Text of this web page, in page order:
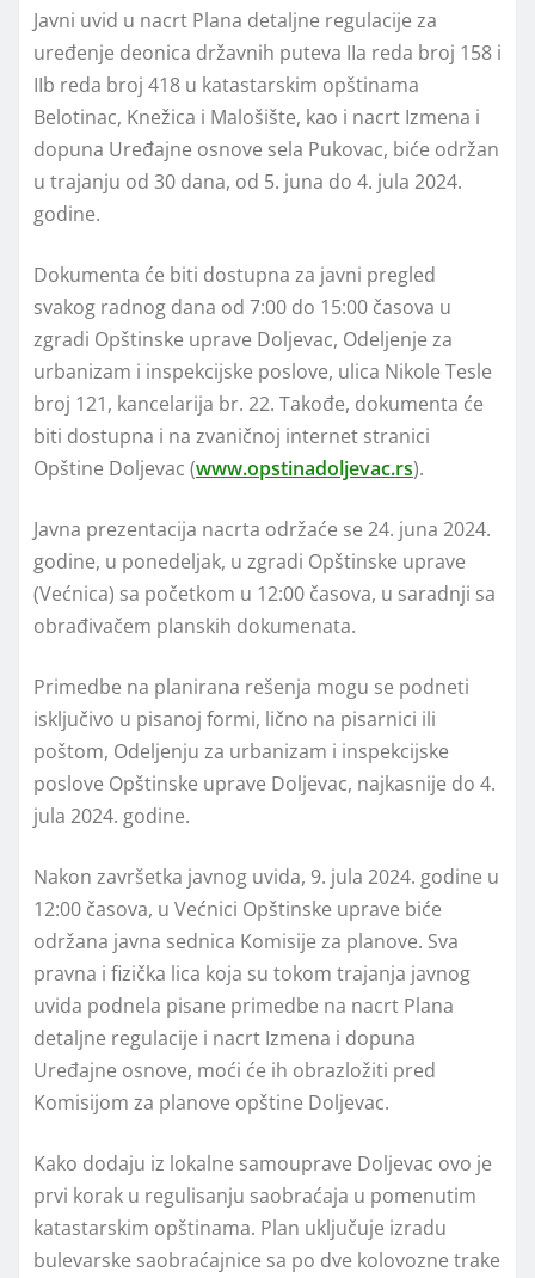
Javni uvid u nacrt Plana detaljne regulacije za
uređenje deonica državnih puteva IIa reda broj 158 i
IIb reda broj 418 u katastarskim opštinama
Belotinac, Knežica i Malošište, kao i nacrt Izmena i
dopuna Uređajne osnove sela Pukovac, biće održan
u trajanju od 30 dana, od 5. juna do 4. jula 2024.
godine.
Dokumenta će biti dostupna za javni pregled
svakog radnog dana od 7:00 do 15:00 časova u
zgradi Opštinske uprave Doljevac, Odeljenje za
urbanizam i inspekcijske poslove, ulica Nikole Tesle
broj 121, kancelarija br. 22. Takođe, dokumenta će
biti dostupna i na zvaničnoj internet stranici
Opštine Doljevac (www.opstinadoljevac.rs).
Javna prezentacija nacrta održaće se 24. juna 2024.
godine, u ponedeljak, u zgradi Opštinske uprave
(Većnica) sa početkom u 12:00 časova, u saradnji sa
obrađivačem planskih dokumenata.
Primedbe na planirana rešenja mogu se podneti
isključivo u pisanoj formi, lično na pisarnici ili
poštom, Odeljenju za urbanizam i inspekcijske
poslove Opštinske uprave Doljevac, najkasnije do 4.
jula 2024. godine.
Nakon završetka javnog uvida, 9. jula 2024. godine u
12:00 časova, u Većnici Opštinske uprave biće
održana javna sednica Komisije za planove. Sva
pravna i fizička lica koja su tokom trajanja javnog
uvida podnela pisane primedbe na nacrt Plana
detaljne regulacije i nacrt Izmena i dopuna
Uređajne osnove, moći će ih obrazložiti pred
Komisijom za planove opštine Doljevac.
Kako dodaju iz lokalne samouprave Doljevac ovo je
prvi korak u regulisanju saobraćaja u pomenutim
katastarskim opštinama. Plan uključuje izradu
bulevarske saobraćajnice sa po dve kolovozne trake